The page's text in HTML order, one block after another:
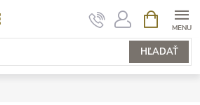
HĽADAŤ
KOŠÍK